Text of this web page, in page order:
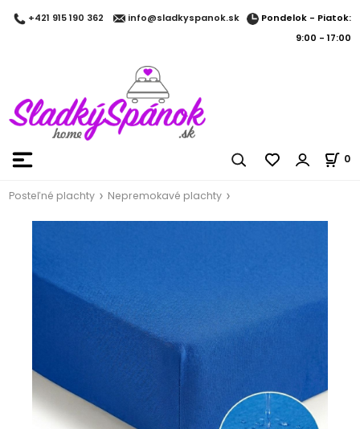
+421 915 190 362 info@sladkyspanok.sk
Pondelok - Piatok:
9:00 - 17:00
0
Posteľné plachty Nepremokavé plachty